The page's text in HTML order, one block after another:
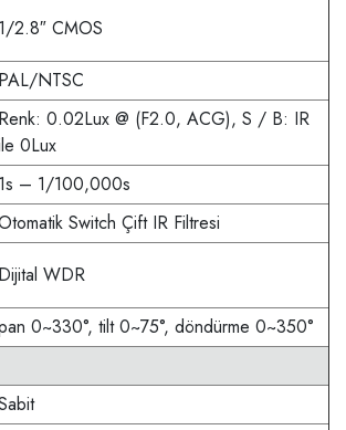
1/2.8″ CMOS
PAL/NTSC
Renk: 0.02Lux @ (F2.0, ACG), S / B: IR
0Lux
1s – 1/100,000s
Switch Çift IR Filtresi
Dijital WDR
0~330°, tilt 0~75°, döndürme 0~350°